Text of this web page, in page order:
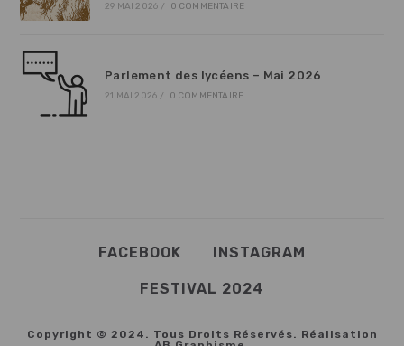
29 MAI 2026 / 0 COMMENTAIRE
Parlement des lycéens – Mai 2026
21 MAI 2026 / 0 COMMENTAIRE
FACEBOOK INSTAGRAM
FESTIVAL 2024
Copyright © 2024. Tous Droits Réservés. Réalisation